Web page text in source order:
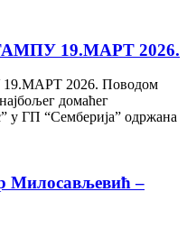
19.МАРТ 2026.
2026. Поводом
домаћег
у ГП “Сембeрија” одржана
Милосављевић –